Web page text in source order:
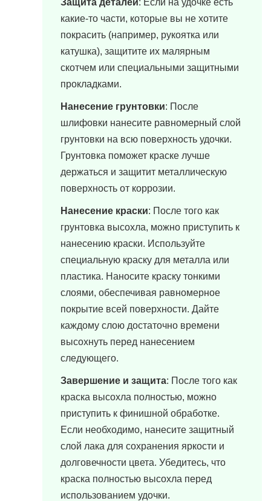
Защита деталей: Если на удочке есть
какие-то части, которые вы не хотите
покрасить (например, рукоятка или
катушка), защитите их малярным
скотчем или специальными защитными
прокладками.
Нанесение грунтовки: После
шлифовки нанесите равномерный слой
грунтовки на всю поверхность удочки.
Грунтовка поможет краске лучше
держаться и защитит металлическую
поверхность от коррозии.
Нанесение краски: После того как
грунтовка высохла, можно приступить к
нанесению краски. Используйте
специальную краску для металла или
пластика. Наносите краску тонкими
слоями, обеспечивая равномерное
покрытие всей поверхности. Дайте
каждому слою достаточно времени
высохнуть перед нанесением
следующего.
Завершение и защита: После того как
краска высохла полностью, можно
приступить к финишной обработке.
Если необходимо, нанесите защитный
слой лака для сохранения яркости и
долговечности цвета. Убедитесь, что
краска полностью высохла перед
использованием удочки.